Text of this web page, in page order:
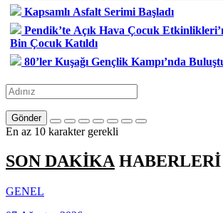
Kapsamlı Asfalt Serimi Başladı
Pendik’te Açık Hava Çocuk
Bin Çocuk Katıldı
80’ler Kuşağı Gençlik Kampı’nda
Gönder
En az 10 karakter gerekli
SON DAKİKAHABERLERİ
GENEL